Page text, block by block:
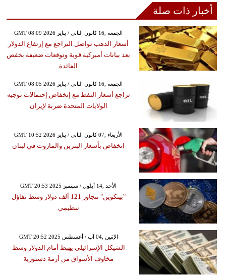
أخبار ذات صلة
GMT 08:09 2026 الجمعة ,16 كانون الثاني / يناير
أسعار الذهب تواصل التراجع مع إرتفاع الدولار
بعد بيانات أميركية قوية وتوقعات ضعيفة بخفض
الفائدة
GMT 08:05 2026 الجمعة ,16 كانون الثاني / يناير
تراجع أسعار النفط مع إنخفاض إحتمالات توجيه
الولايات المتحدة ضربة لإيران
GMT 10:52 2026 الأربعاء ,07 كانون الثاني / يناير
انخفاض بأسعار البنزين والمازوت في لبنان
GMT 20:53 2025 الأحد ,14 أيلول / سبتمبر
"بيتكوين" تتجاوز 121 ألف دولار وسط تفاؤل
تنظيمي
GMT 20:52 2025 الإثنين ,04 آب / أغسطس
الشيكل الإسرائيلى يهبط أمام الدولار وسط
مخاوف الأسواق من أزمة دستورية